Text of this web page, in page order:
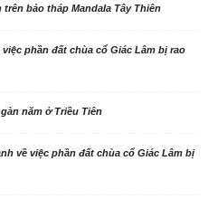
trên bảo tháp Mandala Tây Thiên
phần đất chùa cổ Giác Lâm bị rao
năm ở Triều Tiên
về việc phần đất chùa cổ Giác Lâm bị